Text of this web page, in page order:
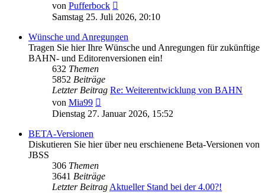
von Pufferbock
Beitrag
Samstag 25. Juli 2026, 20:10
Wünsche und Anregungen
Tragen Sie hier Ihre Wünsche und Anregungen für zukünftige
BAHN- und Editorenversionen ein!
632 Themen
5852 Beiträge
Letzter Beitrag Re: Weiterentwicklung von BAHN
von Mia99
Beitrag
Dienstag 27. Januar 2026, 15:52
BETA-Versionen
Diskutieren Sie hier über neu erschienene Beta-Versionen von
JBSS
306 Themen
3641 Beiträge
Letzter BeitragAktueller Stand bei der 4.00?!